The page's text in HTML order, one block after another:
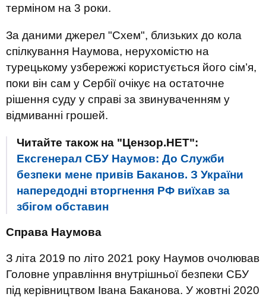
терміном на 3 роки.
За даними джерел "Схем", близьких до кола
спілкування Наумова, нерухомістю на
турецькому узбережжі користується його сім’я,
поки він сам у Сербії очікує на остаточне
рішення суду у справі за звинуваченням у
відмиванні грошей.
Читайте також на "Цензор.НЕТ":
Ексгенерал СБУ Наумов: До Служби
безпеки мене привів Баканов. З України
напередодні вторгнення РФ виїхав за
збігом обставин
Справа Наумова
З літа 2019 по літо 2021 року Наумов очолював
Головне управління внутрішньої безпеки СБУ
під керівництвом Івана Баканова. У жовтні 2020